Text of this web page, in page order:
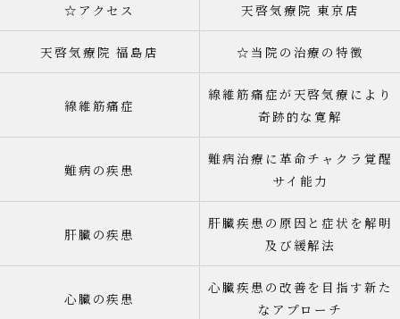
☆アクセス 天啓気療院 東京店
天啓気療院 福島店 ☆当院の治療の特徴
線維筋痛症
線維筋痛症が天啓気療により
奇跡的な寛解
難病の疾患
難病治療に革命チャクラ覚醒
サイ能力
肝臓の疾患
肝臓疾患の原因と症状を解明
及び緩解法
心臓の疾患
心臓疾患の改善を目指す新た
なアプローチ